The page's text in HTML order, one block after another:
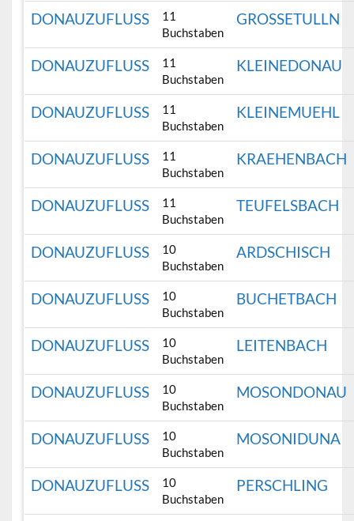
DONAUZUFLUSS
11
Buchstaben
GROSSETULLN
DONAUZUFLUSS
11
Buchstaben
KLEINEDONAU
DONAUZUFLUSS
11
Buchstaben
KLEINEMUEHL
DONAUZUFLUSS
11
Buchstaben
KRAEHENBACH
DONAUZUFLUSS
11
Buchstaben
TEUFELSBACH
DONAUZUFLUSS
10
Buchstaben
ARDSCHISCH
DONAUZUFLUSS
10
Buchstaben
BUCHETBACH
DONAUZUFLUSS
10
Buchstaben
LEITENBACH
DONAUZUFLUSS
10
Buchstaben
MOSONDONAU
DONAUZUFLUSS
10
Buchstaben
MOSONIDUNA
DONAUZUFLUSS
10
Buchstaben
PERSCHLING